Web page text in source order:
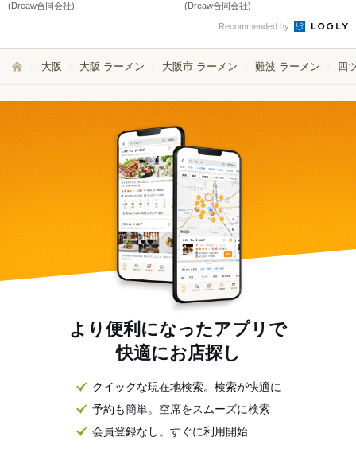
(Dreaw合同会社)
(Dreaw合同会社)
Recommended by
大阪 大阪 ラーメン 大阪市 ラーメン 難波 ラーメン 四
より便利になったアプリで
快適にお店探し
クイックな現在地検索。検索が快適に
予約も簡単。空席をスムーズに検索
会員登録なし。すぐに利用開始